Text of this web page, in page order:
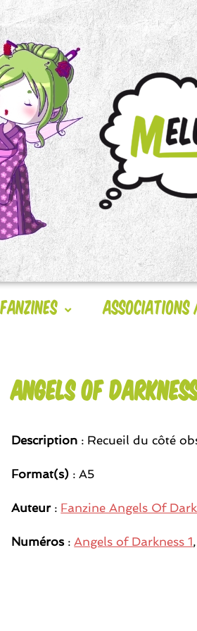
Fanzines
Angels Of
Description : Recueil du côté
Format(s) : A5
Auteur: Fanzine Angels Of
Numéros:Angels of Darkness 1,